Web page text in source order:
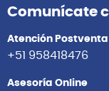
Comunícate
Atención Postventa
+51 958418476
Asesoría Online